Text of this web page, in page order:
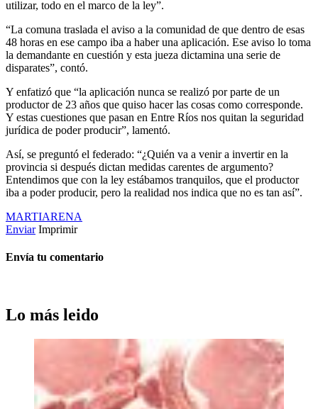
utilizar, todo en el marco de la ley”.
“La comuna traslada el aviso a la comunidad de que dentro de esas
48 horas en ese campo iba a haber una aplicación. Ese aviso lo toma
la demandante en cuestión y esta jueza dictamina una serie de
disparates”, contó.
Y enfatizó que “la aplicación nunca se realizó por parte de un
productor de 23 años que quiso hacer las cosas como corresponde.
Y estas cuestiones que pasan en Entre Ríos nos quitan la seguridad
jurídica de poder producir”, lamentó.
Así, se preguntó el federado: “¿Quién va a venir a invertir en la
provincia si después dictan medidas carentes de argumento?
Entendimos que con la ley estábamos tranquilos, que el productor
iba a poder producir, pero la realidad nos indica que no es tan así”.
MARTIARENA
Enviar Imprimir
Envía tu comentario
Lo más leido